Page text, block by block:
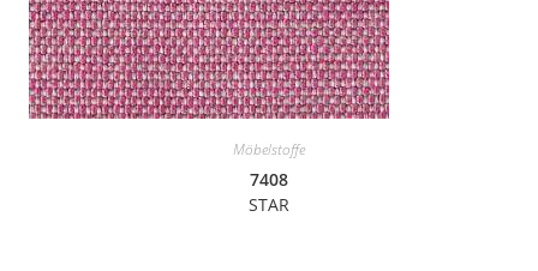
Möbelstoffe
7408
STAR